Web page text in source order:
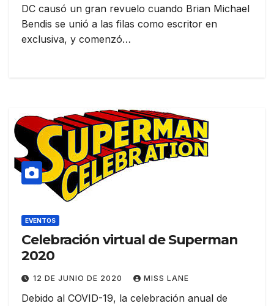
DC causó un gran revuelo cuando Brian Michael
Bendis se unió a las filas como escritor en
exclusiva, y comenzó…
EVENTOS
Celebración virtual de Superman
2020
12 DE JUNIO DE 2020 MISS LANE
Debido al COVID-19, la celebración anual de